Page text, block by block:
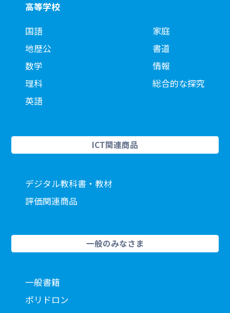
高等学校
国語
地歴公
数学
理科
英語
家庭
書道
情報
総合的な探究
ICT関連商品
デジタル教科書・教材
評価関連商品
一般のみなさま
一般書籍
ポリドロン